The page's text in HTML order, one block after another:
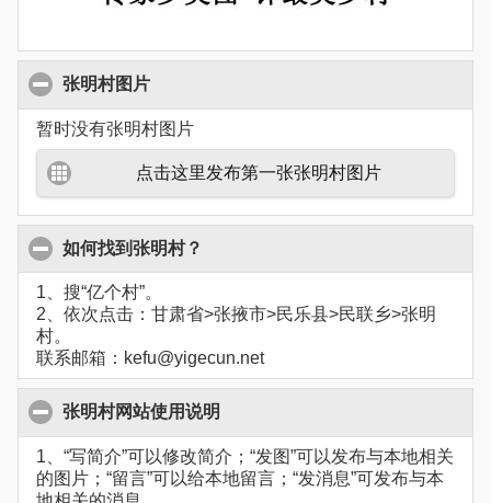
张明村图片
暂时没有张明村图片
点击这里发布第一张张明村图片
如何找到张明村？
1、搜“亿个村”。
2、依次点击：甘肃省>张掖市>民乐县>民联乡>张明
村。
联系邮箱：kefu@yigecun.net
张明村网站使用说明
1、“写简介”可以修改简介；“发图”可以发布与本地相关
的图片；“留言”可以给本地留言；“发消息”可发布与本